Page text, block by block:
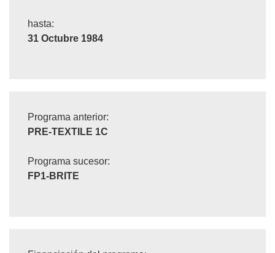
hasta:
31 Octubre 1984
Programa anterior:
PRE-TEXTILE 1C
Programa sucesor:
FP1-BRITE